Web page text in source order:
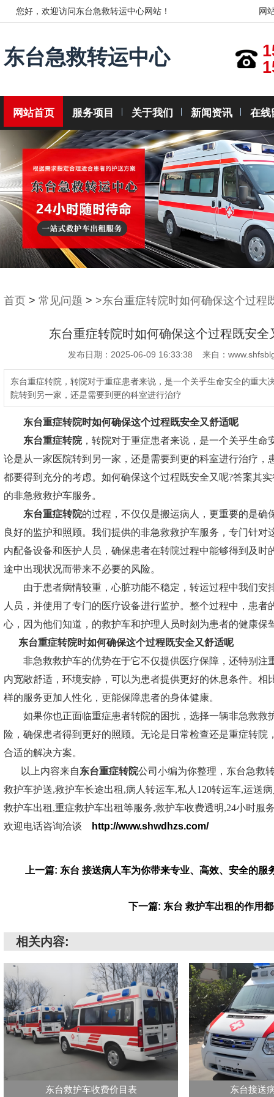
您好，欢迎访问东台急救转运中心网站！ 网
东台急救转运中心
网站首页 服务项目 关于我们 新闻资讯 在线
首页 > 常见问题 > >东台重症转院时如何确保这个过程
东台重症转院时如何确保这个过程既安全
发布日期：2025-06-09 16:33:38 来自：
东台重症转院，转院对于重症患者来说，是一个关乎生命安全的重大
院转到另一家，还是需要到更的科室进行治疗
东台重症转院时如何确保这个过程既安全又舒适呢
东台重症转院，转院对于重症患者来说，是一个关乎生命
论是从一家医院转到另一家，还是需要到更的科室进行治疗，
都要得到充分的考虑。如何确保这个过程既安全又呢?答案其
的非急救救护车服务。
东台重症转院的过程，不仅仅是搬运病人，更重要的是确
良好的监护和照顾。我们提供的非急救救护车服务，专门针对
内配备设备和医护人员，确保患者在转院过程中能够得到及时
途中出现状况而带来不必要的风险。
由于患者病情较重，心脏功能不稳定，转运过程中我们安
人员，并使用了专门的医疗设备进行监护。整个过程中，患者
心，因为他们知道，的救护车和护理人员时刻为患者的健康保
东台重症转院时如何确保这个过程既安全又舒适呢
非急救救护车的优势在于它不仅提供医疗保障，还特别注
内宽敞舒适，环境安静，可以为患者提供更好的休息条件。相
样的服务更加人性化，更能保障患者的身体健康。
如果你也正面临重症患者转院的困扰，选择一辆非急救救
险，确保患者得到更好的照顾。无论是日常检查还是重症转院
合适的解决方案。
以上内容来自东台重症转院公司小编为你整理，东台急救
救护车护送,救护车长途出租,病人转运车,私人120转运车,运送
救护车出租,重症救护车出租等服务,救护车收费透明,24小时服
欢迎电话咨询洽谈
http://www.shwdhzs.com/
上一篇: 东台 接送病人车为你带来专业、高效、安全的服
下一篇: 东台 救护车出租的作用
相关内容:
东台救护车收费价目表 东台接送